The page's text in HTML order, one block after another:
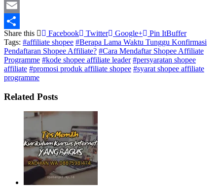
Mastodon
Email
Share
Share this Facebook Twitter Google+ Pin ItBuffer
Tags: #affiliate shopee #Berapa Lama Waktu Tunggu Konfirmasi
Pendaftaran Shopee Affiliate? #Cara Mendaftar Shopee Affiliate
Programme #kode shopee affiliate leader #persyaratan shopee
affiliate #promosi produk affiliate shopee #syarat shopee affiliate
programme
Related Posts